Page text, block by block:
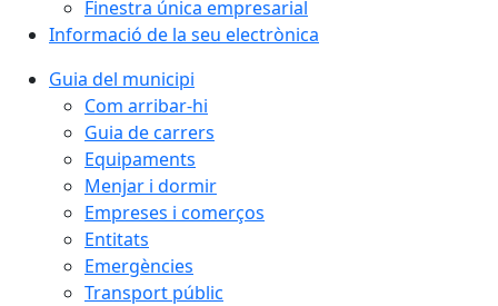
Finestra única empresarial
Informació de la seu electrònica
Guia del municipi
Com arribar-hi
Guia de carrers
Equipaments
Menjar i dormir
Empreses i comerços
Entitats
Emergències
Transport públic